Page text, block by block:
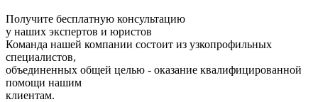
Получите бесплатную консультацию
у наших экспертов и юристов
Команда нашей компании состоит из узкопрофильных
специалистов,
объединенных общей целью - оказание квалифицированной
помощи нашим
клиентам.